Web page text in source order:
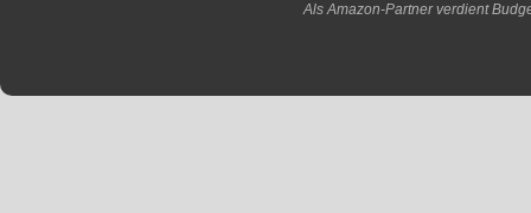
Als Amazon-Partner verdient